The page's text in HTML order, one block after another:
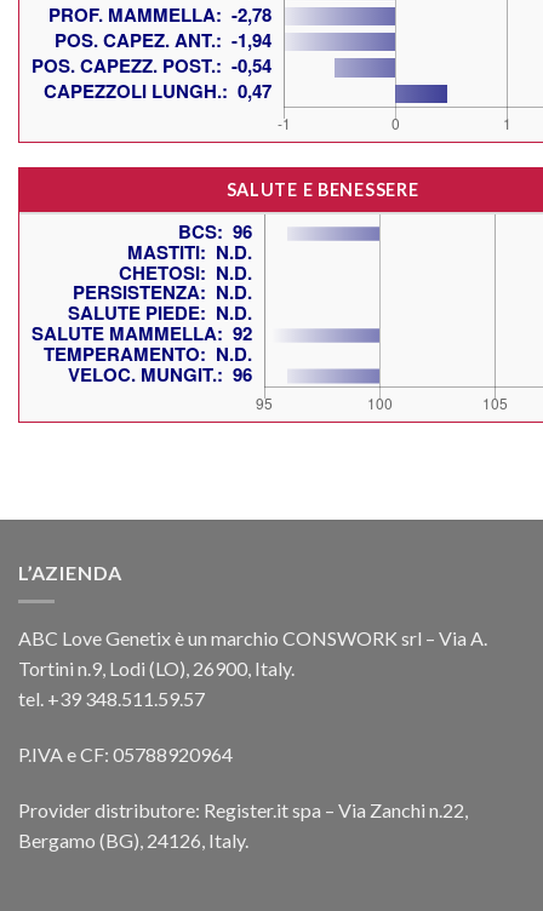
SALUTE E BENESSERE
L’AZIENDA
ABC Love Genetix è un marchio CONSWORK srl – Via A.
Tortini n.9, Lodi (LO), 26900, Italy.
tel. +39 348.511.59.57
P.IVA e CF: 05788920964
Provider distributore: Register.it spa – Via Zanchi n.22,
Bergamo (BG), 24126, Italy.